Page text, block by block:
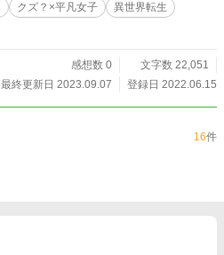
クズ？×平凡女子
異世界転生
感想数 0
文字数 22,051
最終更新日 2023.09.07
登録日 2022.06.15
16件